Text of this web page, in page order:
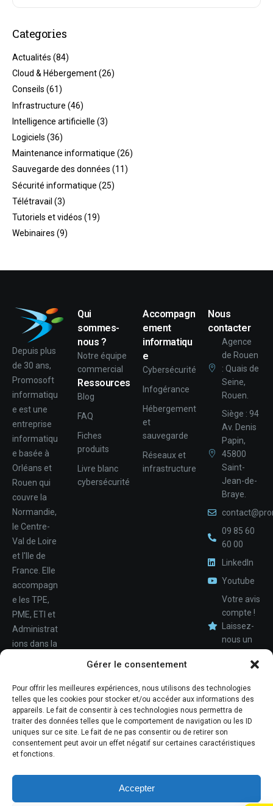
Gérer le consentement
Pour offrir les meilleures expériences, nous utilisons des technologies
telles que les cookies pour stocker et/ou accéder aux informations des
appareils. Le fait de consentir à ces technologies nous permettra de
traiter des données telles que le comportement de navigation ou les ID
uniques sur ce site. Le fait de ne pas consentir ou de retirer son
consentement peut avoir un effet négatif sur certaines caractéristiques
et fonctions.
Accepter
Téléphone
Categories
Actualités (84)
Cloud & Hébergement(26)
Conseils (61)
Infrastructure (46)
Intelligence artificielle (3)
Logiciels (36)
Maintenance informatique (26)
Sauvegarde des données (11)
Sécurité informatique (25)
Télétravail (3)
Tutoriels et vidéos (19)
Webinaires (9)
Depuis plus
de 30 ans,
Promosoft
informatiqu
e est une
entreprise
informatiqu
e basée à
Orléans et
Rouen qui
couvre la
Normandie,
le Centre-
Val de Loire
et l'Ile de
France. Elle
accompagn
e les TPE,
PME, ETI et
Administrat
ions dans la
déploiemen
t et la
maintenan
ce de leur
système
ons.
Qui
sommes-
nous ?
Notre équipe
commercial
Ressources
Blog
FAQ
Fiches
produits
Livre blanc
cybersécurité
Accompagn
ement
informatiqu
e
Cybersécurité
Infogérance
Hébergement
et
sauvegarde
Réseaux et
infrastructure
Nous
contacter
Agence
de Rouen
: Quais de
Seine,
Rouen.
Siège : 94
Av. Denis
Papin,
45800
Saint-
Jean-de-
Braye.
09 85 60
60 00
LinkedIn
Youtube
Votre avis
compte !
Laissez-
nous un